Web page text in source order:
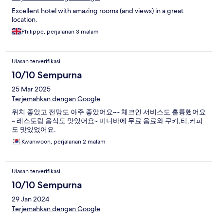
Excellent hotel with amazing rooms (and views) in a great
location.
Philippe, perjalanan 3 malam
Ulasan terverifikasi
10/10 Sempurna
25 Mar 2025
Terjemahkan dengan Google
위치 좋았고 전망도 아주 좋았어요~~ 체크인 서비스도 훌륭했어요
~ 레스토랑 음식도 맛있어요~ 미니바에 무료 음료와 쿠키,티,커피
도 맛있었어요.
Kwanwoon, perjalanan 2 malam
Ulasan terverifikasi
10/10 Sempurna
29 Jan 2024
Terjemahkan dengan Google